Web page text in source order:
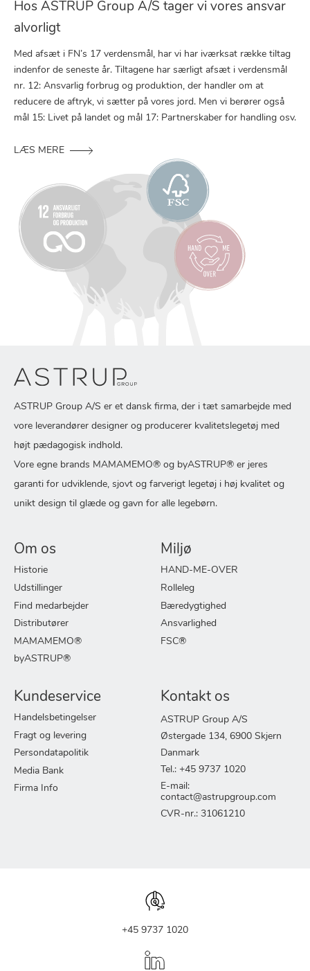
Hos ASTRUP Group A/S tager vi vores ansvar
alvorligt
Med afsæt i FN’s 17 verdensmål, har vi har iværksat række tiltag
indenfor de seneste år. Tiltagene har særligt afsæt i verdensmål
nr. 12: Ansvarlig forbrug og produktion, der handler om at
reducere de aftryk, vi sætter på vores jord. Men vi berører også
mål 15: Livet på landet og mål 17: Partnerskaber for handling osv.
LÆS MERE
ASTRUP Group A/S er et dansk firma, der i tæt samarbejde med
vore leverandører designer og producerer kvalitetslegetøj med
højt pædagogisk indhold.
Vore egne brands MAMAMEMO® og byASTRUP® er jeres
garanti for udviklende, sjovt og farverigt legetøj i høj kvalitet og
unikt design til glæde og gavn for alle legebørn.
Om os
Historie
Udstillinger
Find medarbejder
Distributører
MAMAMEMO®
byASTRUP®
Miljø
HAND-ME-OVER
Rolleleg
Bæredygtighed
Ansvarlighed
FSC®
Kundeservice
Handelsbetingelser
Fragt og levering
Persondatapolitik
Media Bank
Firma Info
Kontakt os
ASTRUP Group A/S
Østergade 134, 6900 Skjern
Danmark
Tel.: +45 9737 1020
E-mail:
contact@astrupgroup.com
CVR-nr.: 31061210
+45 9737 1020